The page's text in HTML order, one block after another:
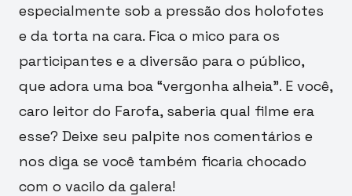
especialmente sob a pressão dos holofotes
e da torta na cara. Fica o mico para os
participantes e a diversão para o público,
que adora uma boa “vergonha alheia”. E você,
caro leitor do Farofa, saberia qual filme era
esse? Deixe seu palpite nos comentários e
nos diga se você também ficaria chocado
com o vacilo da galera!